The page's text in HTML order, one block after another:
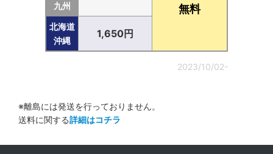
九州
無料
北海道
沖縄
1,650円
2023/10/02-
※離島には発送を行っておりません。
送料に関する詳細はコチラ